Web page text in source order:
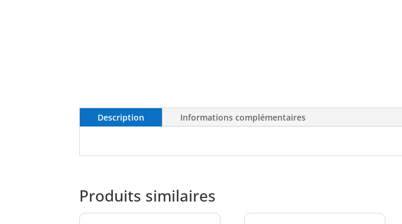
Description Informations complémentaires
Produits similaires